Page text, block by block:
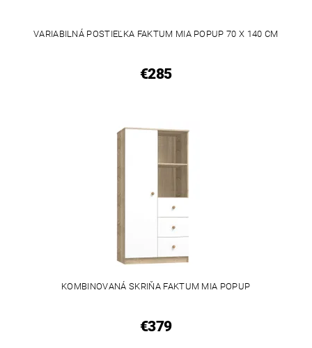
VARIABILNÁ POSTIEĽKA FAKTUM MIA POPUP 70 X 140 CM
€285
KOMBINOVANÁ SKRIŇA FAKTUM MIA POPUP
€379